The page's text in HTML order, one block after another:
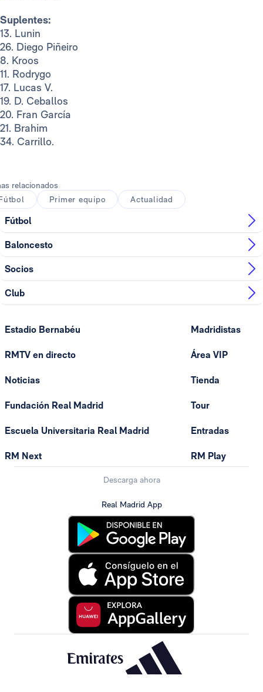
Suplentes:
​13. Lunin
26. Diego Piñeiro
8. Kroos
11. Rodrygo
17. Lucas V.
19. D. Ceballos
20. Fran García
21. Brahim
34. Carrillo.
relacionados
Primer equipo Actualidad
Fútbol
Baloncesto
Socios
Club
Estadio Bernabéu
RMTV en directo
Noticias
Fundación Real Madrid
Escuela Universitaria Real Madrid
RM Next
Madridistas
Área VIP
Tienda
Tour
Entradas
RM Play
Descarga ahora
Real Madrid App